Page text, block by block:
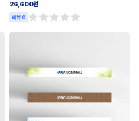
26,600원
리뷰 0